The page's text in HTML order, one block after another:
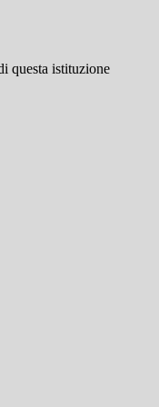
questa istituzione